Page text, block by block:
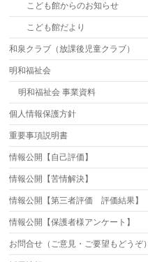
こども館からのお知らせ
こども館だより
和泉クラブ（放課後児童クラブ）
明和福祉会
明和福祉会 事業資料
個人情報保護方針
重要事項説明書
情報公開【自己評価】
情報公開【苦情解決】
情報公開【第三者評価 評価結果】
情報公開【保護者様アンケート】
お問合せ（ご意見・ご要望もどうぞ）